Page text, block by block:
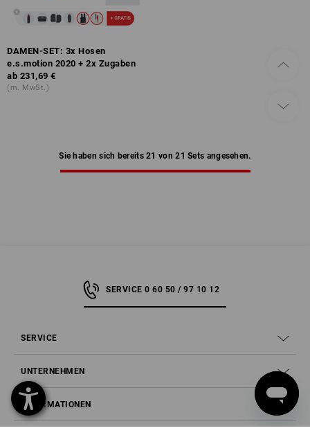
DAMEN-SET: 3x Hosen
e.s.motion 2020 + 2x Zugaben
ab 231,69 €
(m. MwSt.)
Sie haben sich bereits 21 von 21 Sets angesehen.
SERVICE 0 60 50 / 97 10 12
SERVICE
UNTERNEHMEN
INFORMATIONEN